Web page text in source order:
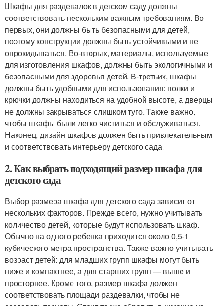
Шкафы для раздевалок в детском саду должны
соответствовать нескольким важным требованиям. Во-
первых, они должны быть безопасными для детей,
поэтому конструкции должны быть устойчивыми и не
опрокидываться. Во-вторых, материалы, используемые
для изготовления шкафов, должны быть экологичными и
безопасными для здоровья детей. В-третьих, шкафы
должны быть удобными для использования: полки и
крючки должны находиться на удобной высоте, а дверцы
не должны закрываться слишком туго. Также важно,
чтобы шкафы были легко чиститься и обслуживаться.
Наконец, дизайн шкафов должен быть привлекательным
и соответствовать интерьеру детского сада.
2. Как выбрать подходящий размер шкафа для
детского сада
Выбор размера шкафа для детского сада зависит от
нескольких факторов. Прежде всего, нужно учитывать
количество детей, которые будут использовать шкаф.
Обычно на одного ребенка приходится около 0,5-1
кубического метра пространства. Также важно учитывать
возраст детей: для младших групп шкафы могут быть
ниже и компактнее, а для старших групп — выше и
просторнее. Кроме того, размер шкафа должен
соответствовать площади раздевалки, чтобы не